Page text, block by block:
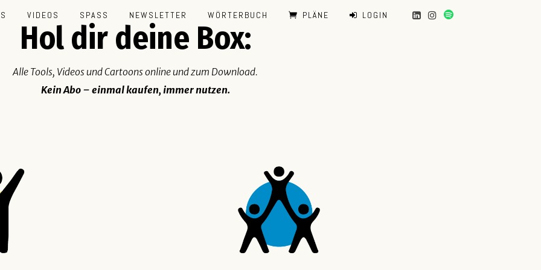
VIDEOS SPASS NEWSLETTER WÖRTERBUCH PLÄNE LOGIN
Hol dir deine Box:
Alle Tools, Videos und Cartoons online und zum Download.
Kein Abo – einmal kaufen, immer nutzen.